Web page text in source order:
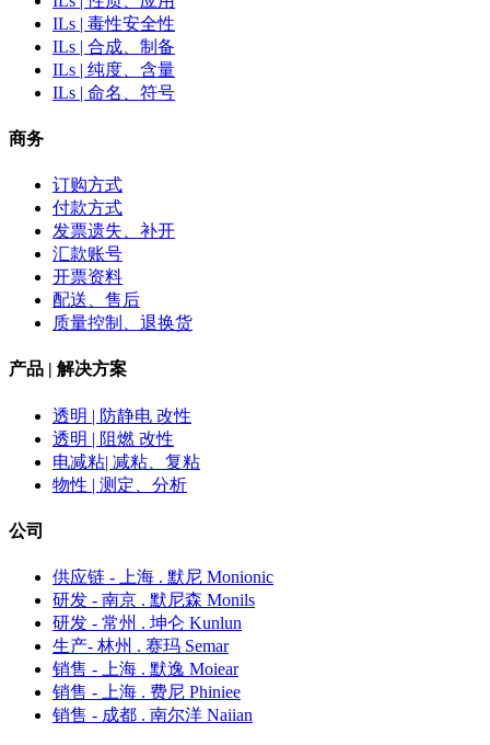
ILs | 毒性安全性
ILs | 合成、制备
ILs | 纯度、含量
ILs | 命名、符号
商务
订购方式
付款方式
发票遗失、补开
汇款账号
开票资料
配送、售后
质量控制、退换货
产品 | 解决方案
透明 | 防静电 改性
透明 | 阻燃 改性
电减粘| 减粘、复粘
物性 | 测定、分析
公司
供应链 - 上海 . 默尼 Monionic
研发 - 南京 . 默尼森 Monils
研发 - 常州 . 坤仑 Kunlun
生产- 林州 . 赛玛 Semar
销售 - 上海 . 默逸 Moiear
销售 - 上海 . 费尼 Phiniee
销售 - 成都 . 南尔洋 Naiian